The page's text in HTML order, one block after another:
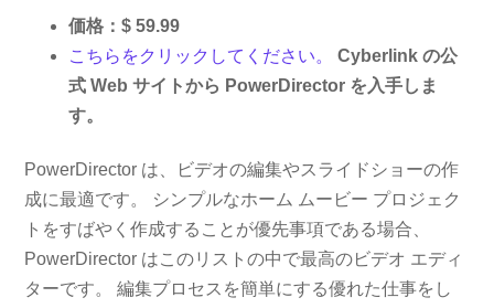
価格：$ 59.99
こちらをクリックしてください。
Cyber​​link の公
式 Web サイトから PowerDirector を入手しま
す。
PowerDirector は、ビデオの編集やスライドショーの作
成に最適です。 シンプルなホーム ムービー プロジェク
トをすばやく作成することが優先事項である場合、
PowerDirector はこのリストの中で最高のビデオ エディ
ターです。 編集プロセスを簡単にする優れた仕事をし